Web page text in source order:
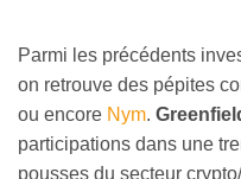
Parmi les précédents
on retrouve des pépites
ou encore Nym.
participations dans une
pousses du secteur